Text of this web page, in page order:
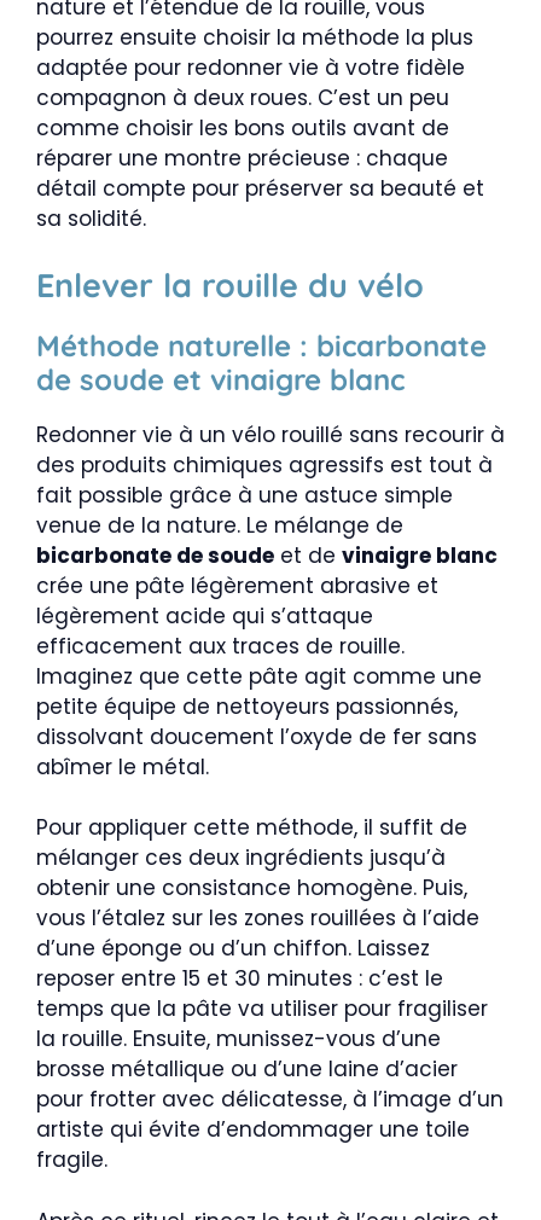
nature et l’étendue de la rouille, vous
pourrez ensuite choisir la méthode la plus
adaptée pour redonner vie à votre fidèle
compagnon à deux roues. C’est un peu
comme choisir les bons outils avant de
réparer une montre précieuse : chaque
détail compte pour préserver sa beauté et
sa solidité.
Enlever la rouille du vélo
Méthode naturelle : bicarbonate
de soude et vinaigre blanc
Redonner vie à un vélo rouillé sans recourir à
des produits chimiques agressifs est tout à
fait possible grâce à une astuce simple
venue de la nature. Le mélange de
bicarbonate de soude et de vinaigre blanc
crée une pâte légèrement abrasive et
légèrement acide qui s’attaque
efficacement aux traces de rouille.
Imaginez que cette pâte agit comme une
petite équipe de nettoyeurs passionnés,
dissolvant doucement l’oxyde de fer sans
abîmer le métal.
Pour appliquer cette méthode, il suffit de
mélanger ces deux ingrédients jusqu’à
obtenir une consistance homogène. Puis,
vous l’étalez sur les zones rouillées à l’aide
d’une éponge ou d’un chiffon. Laissez
reposer entre 15 et 30 minutes : c’est le
temps que la pâte va utiliser pour fragiliser
la rouille. Ensuite, munissez-vous d’une
brosse métallique ou d’une laine d’acier
pour frotter avec délicatesse, à l’image d’un
artiste qui évite d’endommager une toile
fragile.